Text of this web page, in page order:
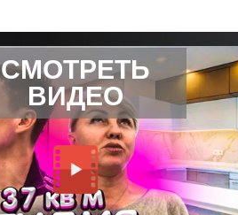
СМОТРЕТЬ
ВИДЕО